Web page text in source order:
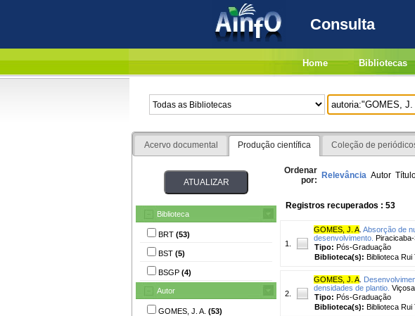
Consulta
Home Bibliotecas
Acervo documental Produção científica Coleção de
Biblioteca
BRT (53)
BST (5)
BSGP (4)
Autor
GOMES, J. A. (53)
Ordenar
por: Relevância Autor
Registros recuperados : 53
1.
GOMES, J. A Absorção de
desenvolvimento.
Tipo: Pós-Graduação
Biblioteca(s): Biblioteca Rui
2.
GOMES, J. A
densidades de plantio.
Tipo: Pós-Graduação
Biblioteca(s): Biblioteca Rui